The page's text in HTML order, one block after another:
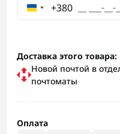
+380
Доставка этого товара:
Новой почтой в
почтоматы
Оплата